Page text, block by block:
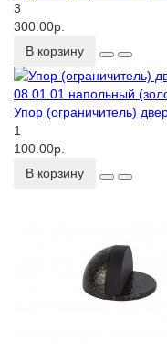
3
300.00р.
В корзину
Упор (ограничитель)
1
100.00р.
В корзину